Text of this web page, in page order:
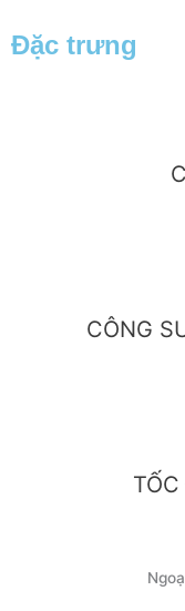
Đặc trưng
CÔNG